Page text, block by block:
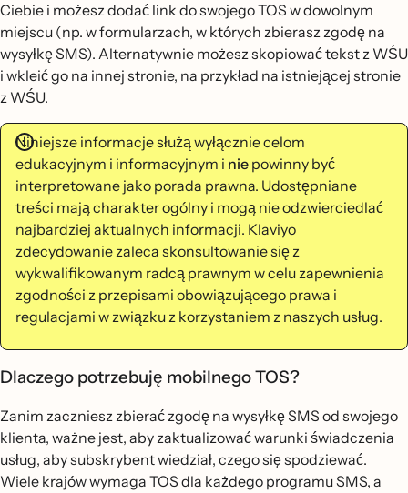
Ciebie i możesz dodać link do swojego TOS w dowolnym
miejscu (np. w formularzach, w których zbierasz zgodę na
wysyłkę SMS). Alternatywnie możesz skopiować tekst z WŚU
i wkleić go na innej stronie, na przykład na istniejącej stronie
z WŚU.
Niniejsze informacje służą wyłącznie celom
edukacyjnym i informacyjnym i nie powinny być
interpretowane jako porada prawna. Udostępniane
treści mają charakter ogólny i mogą nie odzwierciedlać
najbardziej aktualnych informacji. Klaviyo
zdecydowanie zaleca skonsultowanie się z
wykwalifikowanym radcą prawnym w celu zapewnienia
zgodności z przepisami obowiązującego prawa i
regulacjami w związku z korzystaniem z naszych usług.
Dlaczego potrzebuję mobilnego TOS?
Zanim zaczniesz zbierać zgodę na wysyłkę SMS od swojego
klienta, ważne jest, aby zaktualizować warunki świadczenia
usług, aby subskrybent wiedział, czego się spodziewać.
Wiele krajów wymaga TOS dla każdego programu SMS, a